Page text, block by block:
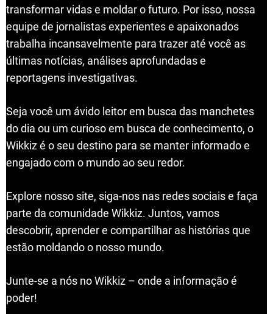
transformar vidas e moldar o futuro. Por isso, nossa
equipe de jornalistas experientes e apaixonados
trabalha incansavelmente para trazer até você as
últimas notícias, análises aprofundadas e
reportagens investigativas.
Seja você um ávido leitor em busca das manchetes
do dia ou um curioso em busca de conhecimento, o
Wikkiz é o seu destino para se manter informado e
engajado com o mundo ao seu redor.
Explore nosso site, siga-nos nas redes sociais e faça
parte da comunidade Wikkiz. Juntos, vamos
descobrir, aprender e compartilhar as histórias que
estão moldando o nosso mundo.
Junte-se a nós no Wikkiz – onde a informação é
poder!